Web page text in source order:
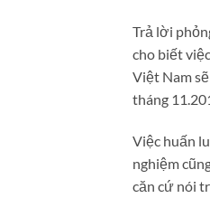
Trả lời
cho biết
Việt Nam
tháng
Việc huấn
nghiệm
căn cứ nói